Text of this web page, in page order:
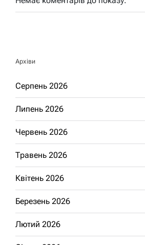
Архіви
Серпень 2026
Липень 2026
Червень 2026
Травень 2026
Квітень 2026
Березень 2026
Лютий 2026